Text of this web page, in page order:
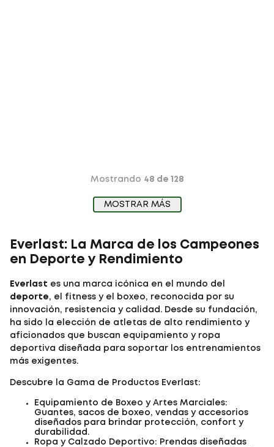
Mostrando 48 de 128
MOSTRAR MÁS
Everlast: La Marca de los Campeones
en Deporte y Rendimiento
Everlast es una marca icónica en el mundo del
deporte, el fitness y el boxeo, reconocida por su
innovación, resistencia y calidad. Desde su fundación,
ha sido la elección de atletas de alto rendimiento y
aficionados que buscan equipamiento y ropa
deportiva diseñada para soportar los entrenamientos
más exigentes.
Descubre la Gama de Productos Everlast:
Equipamiento de Boxeo y Artes Marciales:
Guantes, sacos de boxeo, vendas y accesorios
diseñados para brindar protección, confort y
durabilidad.
Ropa y Calzado Deportivo: Prendas diseñadas